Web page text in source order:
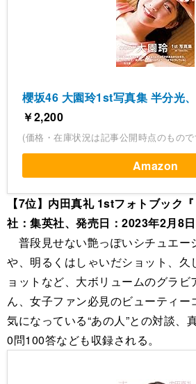
櫻坂46 大園玲1st写真集 半分光
￥2,200
(価格・在庫状況は記事公開時点のもの
Amazon
【7位】内田真礼 1stフォトブック
社：集英社、発売日：2023年2月8日
普段見せない艶っぽいシチュエー
や、明るくはしゃいだショット、久
ョットなど、大ボリュームのグラビ
ん、女子ファン必見のビューティー
気になっている“あの人”との対談、
0問100答なども収録される。